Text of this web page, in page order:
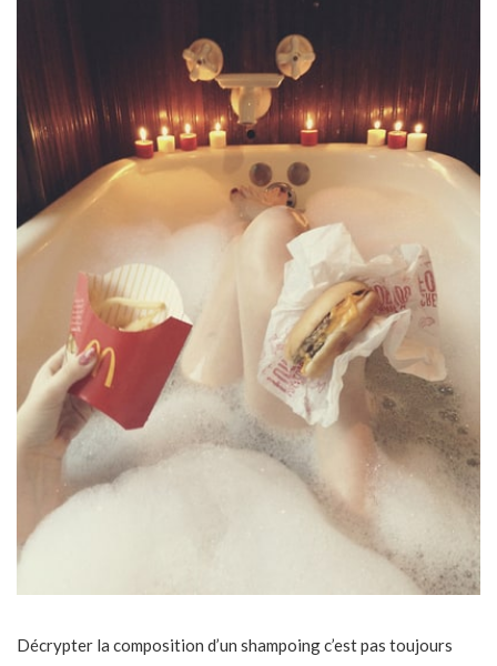
Décrypter la composition d’un shampoing c’est pas toujours